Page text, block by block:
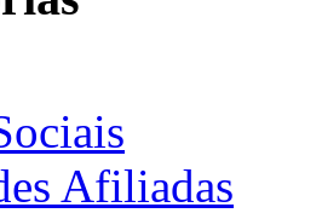
Afiliadas